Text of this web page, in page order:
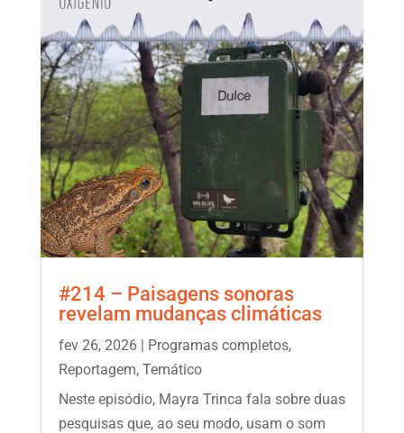
#214 – Paisagens sonoras
revelam mudanças climáticas
fev 26, 2026| Programas completos,
Reportagem, Temático
Neste episódio, Mayra Trinca fala sobre duas
pesquisas que, ao seu modo, usam o som